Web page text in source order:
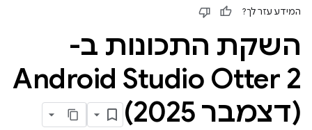
המידע עזר לך?
השקת התכונות ב-
Android Studio Otter 2
(דצמבר 2025)